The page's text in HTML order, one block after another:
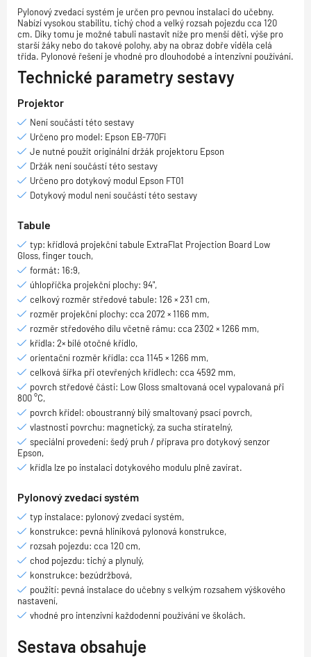
Pylonový zvedací systém je určen pro pevnou instalaci do učebny.
Nabízí vysokou stabilitu, tichý chod a velký rozsah pojezdu cca 120
cm. Díky tomu je možné tabuli nastavit níže pro menší děti, výše pro
starší žáky nebo do takové polohy, aby na obraz dobře viděla celá
třída. Pylonové řešení je vhodné pro dlouhodobé a intenzivní používání.
Technické parametry sestavy
Projektor
Není součástí této sestavy
Určeno pro model: Epson EB-770Fi
Je nutné použít originální držák projektoru Epson
Držák není součástí této sestavy
Určeno pro dotykový modul Epson FT01
Dotykový modul není součástí této sestavy
Tabule
typ: křídlová projekční tabule ExtraFlat Projection Board Low
Gloss, finger touch,
formát: 16:9,
úhlopříčka projekční plochy: 94",
celkový rozměr středové tabule: 126 × 231 cm,
rozměr projekční plochy: cca 2072 × 1166 mm,
rozměr středového dílu včetně rámu: cca 2302 × 1266 mm,
křídla: 2× bílé otočné křídlo,
orientační rozměr křídla: cca 1145 × 1266 mm,
celková šířka při otevřených křídlech: cca 4592 mm,
povrch středové části: Low Gloss smaltovaná ocel vypalovaná při
800 °C,
povrch křídel: oboustranný bílý smaltovaný psací povrch,
vlastnosti povrchu: magnetický, za sucha stíratelný,
speciální provedení: šedý pruh / příprava pro dotykový senzor
Epson,
křídla lze po instalaci dotykového modulu plně zavírat.
Pylonový zvedací systém
typ instalace: pylonový zvedací systém,
konstrukce: pevná hliníková pylonová konstrukce,
rozsah pojezdu: cca 120 cm,
chod pojezdu: tichý a plynulý,
konstrukce: bezúdržbová,
použití: pevná instalace do učebny s velkým rozsahem výškového
nastavení,
vhodné pro intenzivní každodenní používání ve školách.
Sestava obsahuje